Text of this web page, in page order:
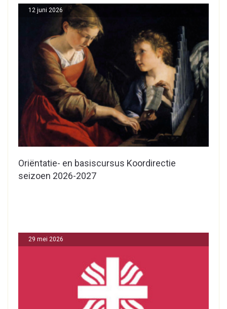
Oriëntatie- en basiscursus Koordirectie
seizoen 2026-2027
12 juni 2026
29 mei 2026